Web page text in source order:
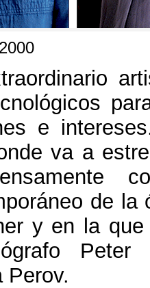
e intereses
va a
de la
y en la que
Perov.